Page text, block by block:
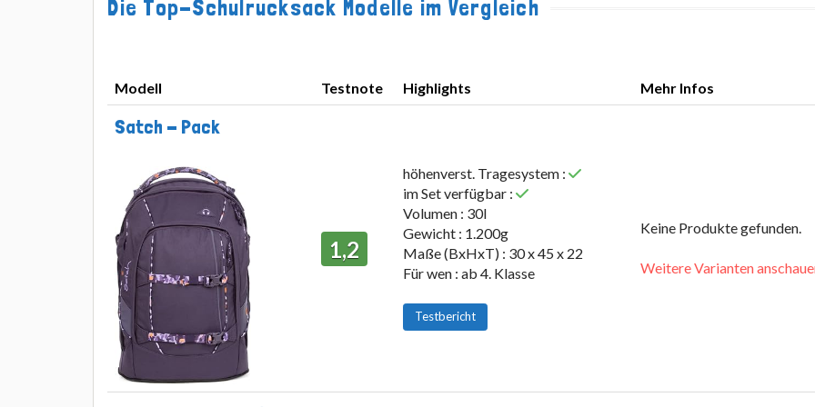
Die Top-Schulrucksack Modelle im Vergleich
Modell Testnote Highlights
Mehr Infos
Satch - Pack
1,2
höhenverst. Tragesystem :
im Set verfügbar :
Volumen : 30l
Gewicht : 1.200g
Maße (BxHxT) : 30 x 45 x 22
Für wen : ab 4. Klasse
Testbericht
Keine Produkte gefunden.
Weitere Varianten